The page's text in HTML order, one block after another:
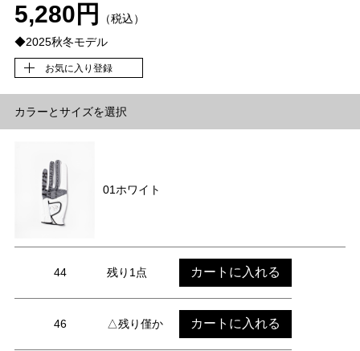
5,280円
（税込）
◆2025秋冬モデル
お気に入り登録
カラーとサイズを選択
01ホワイト
44 残り1点 カートに入れる
46 △残り僅か カートに入れる